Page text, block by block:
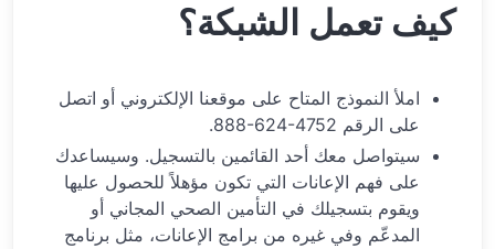
كيف تعمل الشبكة؟
املأ النموذج المتاح على موقعنا الإلكتروني أو اتصل
على الرقم ‎888-624-4752.
سيتواصل معك أحد القائمين بالتسجيل. وسيساعدك
على فهم الإعانات التي تكون مؤهلاً للحصول عليها
ويقوم بتسجيلك في التأمين الصحي المجاني أو
المدعّم وفي غيره من برامج الإعانات، مثل برنامج